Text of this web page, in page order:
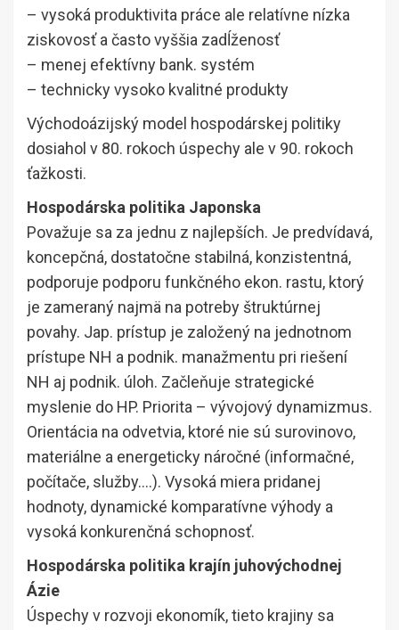
– vysoká produktivita práce ale relatívne nízka
ziskovosť a často vyššia zadĺženosť
– menej efektívny bank. systém
– technicky vysoko kvalitné produkty
Východoázijský model hospodárskej politiky
dosiahol v 80. rokoch úspechy ale v 90. rokoch
ťažkosti.
Hospodárska politika Japonska
Považuje sa za jednu z najlepších. Je predvídavá,
koncepčná, dostatočne stabilná, konzistentná,
podporuje podporu funkčného ekon. rastu, ktorý
je zameraný najmä na potreby štruktúrnej
povahy. Jap. prístup je založený na jednotnom
prístupe NH a podnik. manažmentu pri riešení
NH aj podnik. úloh. Začleňuje strategické
myslenie do HP. Priorita – vývojový dynamizmus.
Orientácia na odvetvia, ktoré nie sú surovinovo,
materiálne a energeticky náročné (informačné,
počítače, služby….). Vysoká miera pridanej
hodnoty, dynamické komparatívne výhody a
vysoká konkurenčná schopnosť.
Hospodárska politika krajín juhovýchodnej
Ázie
Úspechy v rozvoji ekonomík, tieto krajiny sa